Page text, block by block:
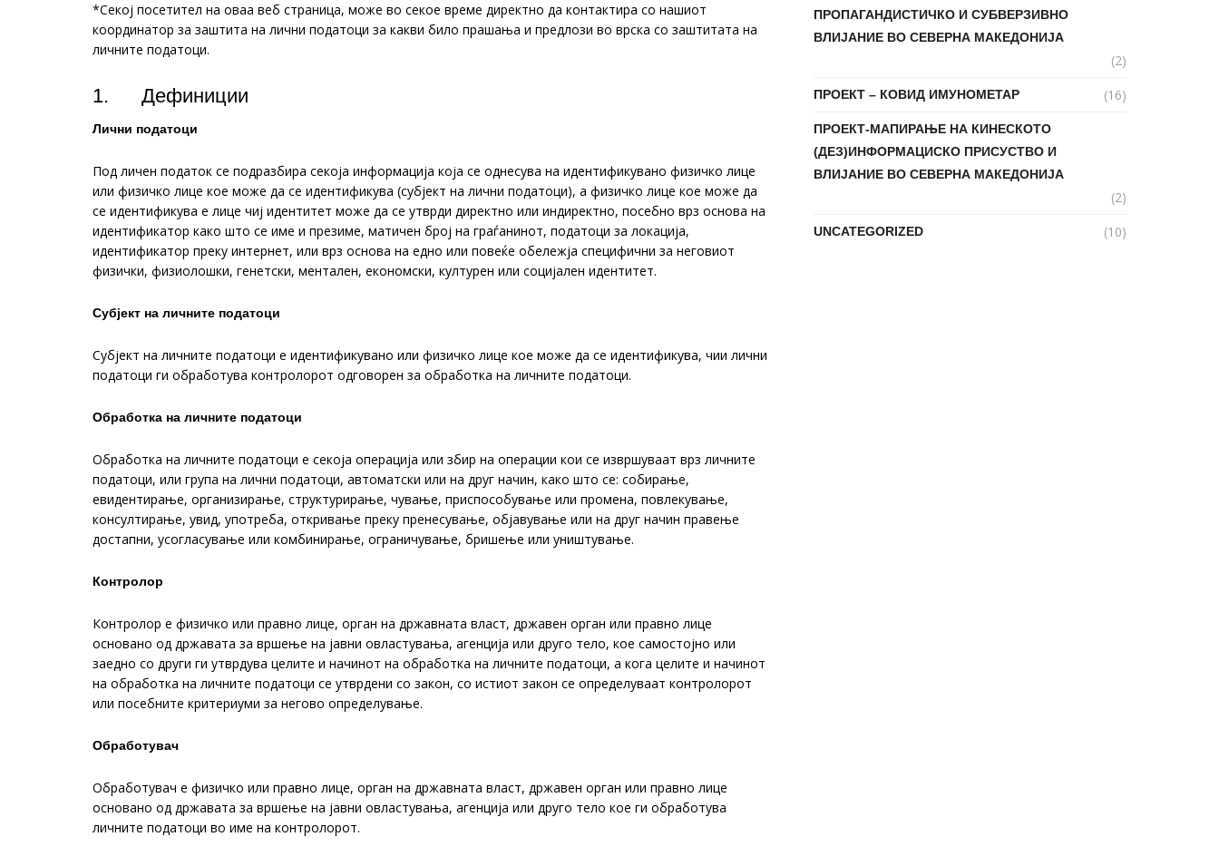
*Секој посетител на оваа веб страница, може во секое време директно да контактира со нашиот
координатор за заштита на лични податоци за какви било прашања и предлози во врска со заштитата на
личните податоци.
1. Дефиниции
Лични податоци
Под личен податок се подразбира секоја информација која се однесува на идентификувано физичко лице
или физичко лице кое може да се идентификува (субјект на лични податоци), а физичко лице кое може да
се идентификува е лице чиј идентитет може да се утврди директно или индиректно, посебно врз основа на
идентификатор како што се име и презиме, матичен број на граѓанинот, податоци за локација,
идентификатор преку интернет, или врз основа на едно или повеќе обележја специфични за неговиот
физички, физиолошки, генетски, ментален, економски, културен или социјален идентитет.
Субјект на личните податоци
Субјект на личните податоци е идентификувано или физичко лице кое може да се идентификува, чии лични
податоци ги обработува контролорот одговорен за обработка на личните податоци.
Обработка на личните податоци
Обработка на личните податоци е секоја операција или збир на операции кои се извршуваат врз личните
податоци, или група на лични податоци, автоматски или на друг начин, како што се: собирање,
евидентирање, организирање, структурирање, чување, приспособување или промена, повлекување,
консултирање, увид, употреба, откривање преку пренесување, објавување или на друг начин правење
достапни, усогласување или комбинирање, ограничување, бришење или уништување.
Контролор
Контролор е физичко или правно лице, орган на државната власт, државен орган или правно лице
основано од државата за вршење на јавни овластувања, агенција или друго тело, кое самостојно или
заедно со други ги утврдува целите и начинот на обработка на личните податоци, а кога целите и начинот
на обработка на личните податоци се утврдени со закон, со истиот закон се определуваат контролорот
или посебните критериуми за негово определување.
Обработувач
Обработувач е физичко или правно лице, орган на државната власт, државен орган или правно лице
основано од државата за вршење на јавни овластувања, агенција или друго тело кое ги обработува
личните податоци во име на контролорот.
ПРОПАГАНДИСТИЧКО И СУБВЕРЗИВНО
ВЛИЈАНИЕ ВО СЕВЕРНА МАКЕДОНИЈА
(2)
ПРОЕКТ – КОВИД ИМУНОМЕТАР (16)
ПРОЕКТ-МАПИРАЊЕ НА КИНЕСКОТО
(ДЕЗ)ИНФОРМАЦИСКО ПРИСУСТВО И
ВЛИЈАНИЕ ВО СЕВЕРНА МАКЕДОНИЈА
(2)
UNCATEGORIZED (10)